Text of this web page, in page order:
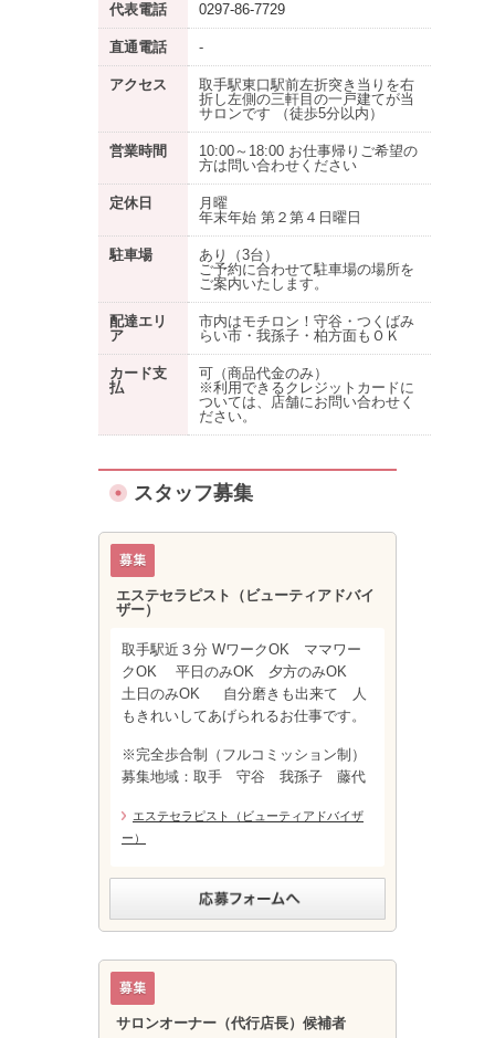
代表電話 0297-86-7729
直通電話 -
アクセス
取手駅東口駅前左折突き当りを右
折し左側の三軒目の一戸建てが当
サロンです （徒歩5分以内）
営業時間
10:00～18:00 お仕事帰りご希望の
方は問い合わせください
定休日
月曜
年末年始 第２第４日曜日
駐車場 あり
（3台）
ご予約に合わせて駐車場の場所を
ご案内いたします。
配達エリ
ア
市内はモチロン！守谷・つくばみ
らい市・我孫子・柏方面もＯＫ
カード支
払
可（商品代金のみ）
※利用できるクレジットカードに
ついては、店舗にお問い合わせく
ださい。
スタッフ募集
エステセラピスト（ビューティアドバイ
ザー）
取手駅近３分 WワークOK ママワー
クOK 平日のみOK 夕方のみOK
土日のみOK 自分磨きも出来て 人
もきれいしてあげられるお仕事です。
※完全歩合制（フルコミッション制）
募集地域：取手 守谷 我孫子 藤代
エステセラピスト（ビューティアドバイザ
ー）
サロンオーナー（代行店長）候補者